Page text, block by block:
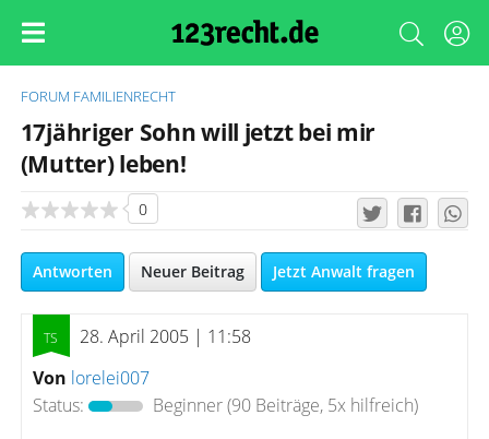
FORUM FAMILIENRECHT
17jähriger Sohn will jetzt bei mir
(Mutter) leben!
0
Antworten Neuer Beitrag Jetzt Anwalt fragen
28. April 2005 | 11:58
Von lorelei007
Status:
Beginner(90 Beiträge, 5x hilfreich)